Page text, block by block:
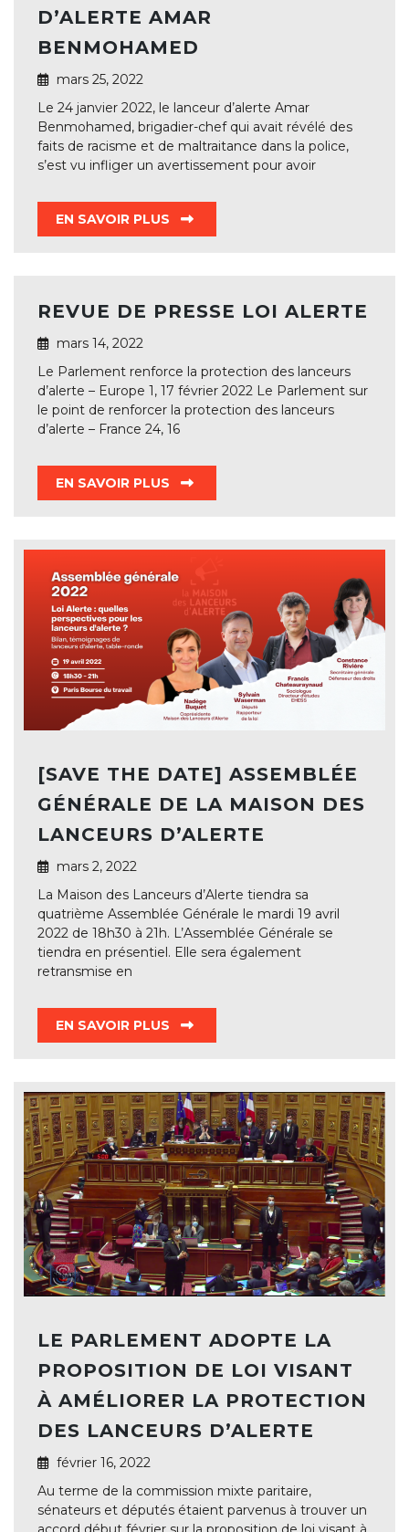
D’ALERTE AMAR
BENMOHAMED
mars 25, 2022
Le 24 janvier 2022, le lanceur d’alerte Amar
Benmohamed, brigadier-chef qui avait révélé des
faits de racisme et de maltraitance dans la police,
s’est vu infliger un avertissement pour avoir
EN SAVOIR PLUS
REVUE DE PRESSE LOI ALERTE
mars 14, 2022
Le Parlement renforce la protection des lanceurs
d’alerte – Europe 1, 17 février 2022 Le Parlement sur
le point de renforcer la protection des lanceurs
d’alerte – France 24, 16
EN SAVOIR PLUS
[SAVE THE DATE] ASSEMBLÉE
GÉNÉRALE DE LA MAISON DES
LANCEURS D’ALERTE
mars 2, 2022
La Maison des Lanceurs d’Alerte tiendra sa
quatrième Assemblée Générale le mardi 19 avril
2022 de 18h30 à 21h. L’Assemblée Générale se
tiendra en présentiel. Elle sera également
retransmise en
EN SAVOIR PLUS
LE PARLEMENT ADOPTE LA
PROPOSITION DE LOI VISANT
À AMÉLIORER LA PROTECTION
DES LANCEURS D’ALERTE
février 16, 2022
Au terme de la commission mixte paritaire,
sénateurs et députés étaient parvenus à trouver un